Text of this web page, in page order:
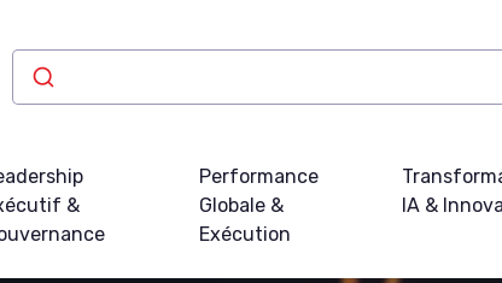
&
Performance
Globale &
Exécution
IA &